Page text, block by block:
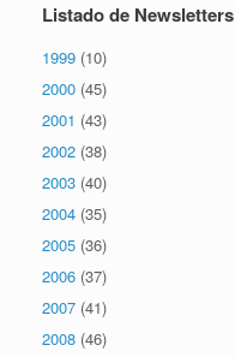
Listado de Newsletters
1999 (10)
2000 (45)
2001 (43)
2002 (38)
2003 (40)
2004 (35)
2005 (36)
2006 (37)
2007 (41)
2008 (46)